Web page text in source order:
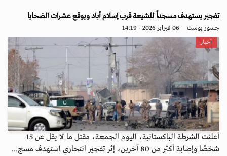
تفجير يستهدف مسجداً للشيعة قرب إسلام أباد ويوقع عشرات الضحايا
جسور بوست 06 فبراير 2026 - 14:19
أخبار
أعلنت الشرطة الباكستانية، اليوم الجمعة، مقتل ما لا يقل عن 15
شخصًا وإصابة أكثر من 80 آخرين، إثر تفجير انتحاري استهدف مسج...